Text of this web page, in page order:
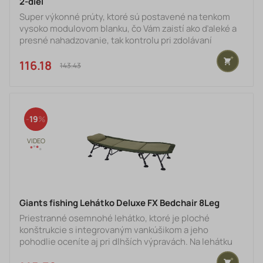
Super výkonné prúty, ktoré sú postavené na tenkom
vysoko modulovom blanku, čo Vám zaistí ako ďaleké a
presné nahadzovanie, tak kontrolu pri zdolávaní
veľkých kaprov. Blank prútu je postavený na vysoko
modulovom blanku IMX-C30T, ktorý má vysokú pevnosť
aj v tých najextrémnejších situáciách. Navyše je ešte
osadený kvalitnými LS-SIC očkami, ktoré majú väčší
prie
116.18 €143.43 €
19
Giants fishing Lehátko Deluxe FX Bedchair 8Leg
Priestranné osemnohé lehátko, ktoré je ploché
konštrukcie s integrovaným vankúšikom a jeho
pohodlie oceníte aj pri dlhších výpravách. Na lehátku